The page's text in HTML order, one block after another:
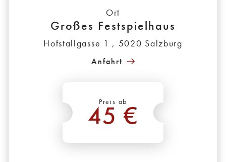
Ort
Großes Festspielhaus
Hofstallgasse 1 , 5020 Salzburg
Anfahrt
Preis ab
45 €
*